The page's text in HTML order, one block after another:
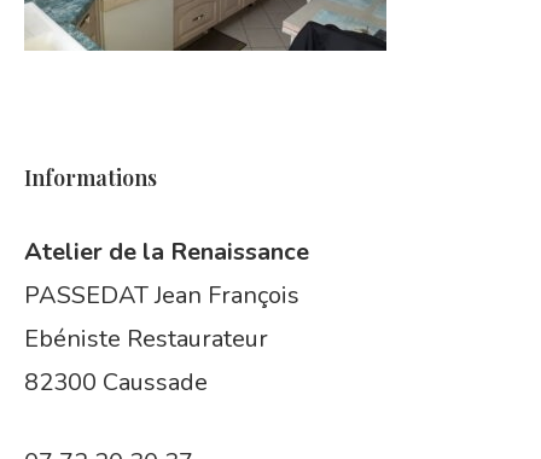
Informations
Atelier de la Renaissance
PASSEDAT Jean François
Ebéniste Restaurateur
82300 Caussade